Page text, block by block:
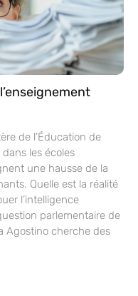
de l’Éducation de
les écoles
une hausse de la
Quelle est la réalité
l’intelligence
parlementaire de
Agostino cherche des